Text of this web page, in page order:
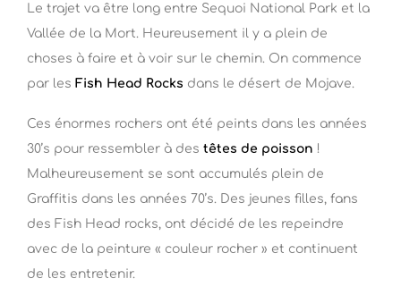
Le trajet va être long entre Sequoi National Park et la
Vallée de la Mort. Heureusement il y a plein de
choses à faire et à voir sur le chemin. On commence
par les Fish Head Rocks dans le désert de Mojave.
Ces énormes rochers ont été peints dans les années
30’s pour ressembler à des têtes de poisson !
Malheureusement se sont accumulés plein de
Graffitis dans les années 70’s. Des jeunes filles, fans
des Fish Head rocks, ont décidé de les repeindre
avec de la peinture « couleur rocher » et continuent
de les entretenir.